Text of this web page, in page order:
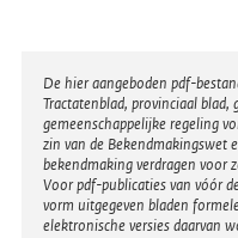
Disclaimer
De hier aangeboden pdf-
Tractatenblad, provinciaal blad,
gemeenschappelijke regeling
zin van de Bekendmakingswet
bekendmaking verdragen voor
Voor pdf-publicaties van vóór
vorm uitgegeven bladen
elektronische versies daarvan